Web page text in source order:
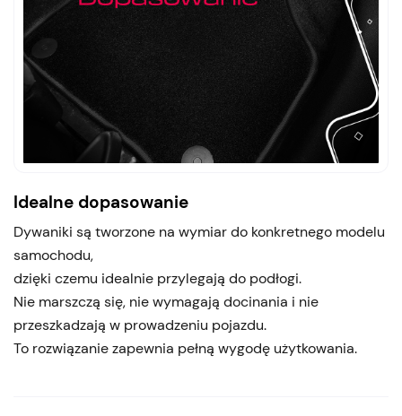
Idealne dopasowanie
Dywaniki są tworzone na wymiar do konkretnego modelu
samochodu,
dzięki czemu idealnie przylegają do podłogi.
Nie marszczą się, nie wymagają docinania i nie
przeszkadzają w prowadzeniu pojazdu.
To rozwiązanie zapewnia pełną wygodę użytkowania.